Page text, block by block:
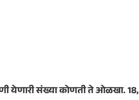
येणारी संख्या कोणती ते ओळखा. 18,